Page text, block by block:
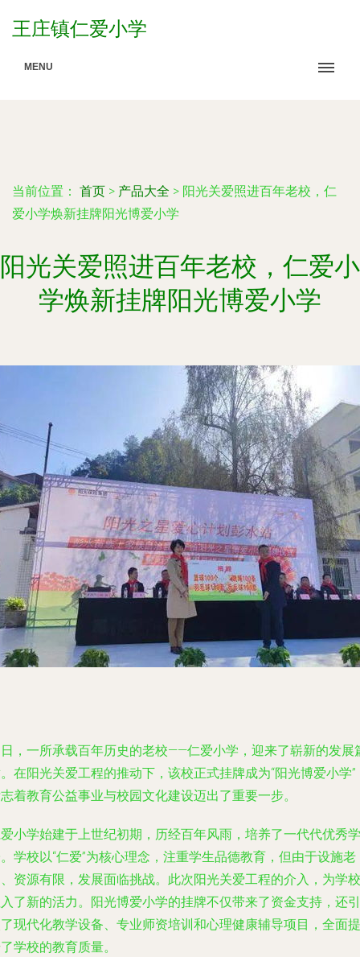
王庄镇仁爱小学
MENU
当前位置： 首页 > 产品大全 > 阳光关爱照进百年老校，仁
爱小学焕新挂牌阳光博爱小学
阳光关爱照进百年老校，仁爱小
学焕新挂牌阳光博爱小学
，一所承载百年历史的老校——仁爱小学，迎来了崭新的发展
在阳光关爱工程的推动下，该校正式挂牌成为“阳光博爱小学”
着教育公益事业与校园文化建设迈出了重要一步。
小学始建于上世纪初期，历经百年风雨，培养了一代代优秀学
学校以“仁爱”为核心理念，注重学生品德教育，但由于设施老
资源有限，发展面临挑战。此次阳光关爱工程的介入，为学校
了新的活力。阳光博爱小学的挂牌不仅带来了资金支持，还引
现代化教学设备、专业师资培训和心理健康辅导项目，全面提
学校的教育质量。